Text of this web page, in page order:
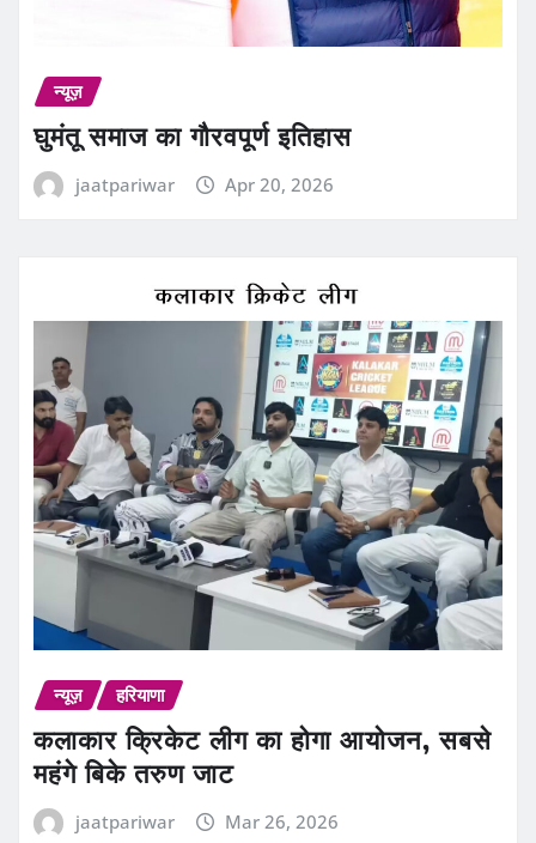
न्यूज़
घुमंतू समाज का गौरवपूर्ण इतिहास
jaatpariwar Apr 20, 2026
न्यूज़ हरियाणा
कलाकार क्रिकेट लीग का होगा आयोजन, सबसे
महंगे बिके तरुण जाट
jaatpariwar Mar 26, 2026